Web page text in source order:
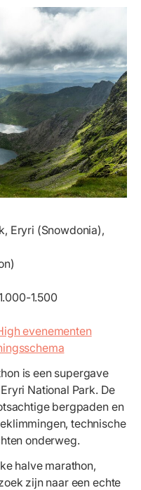
Eryri (Snowdonia),
1.500
evenementen
is een supergave
National Park. De
bergpaden en
technische
onderweg.
halve marathon,
zijn naar een echte